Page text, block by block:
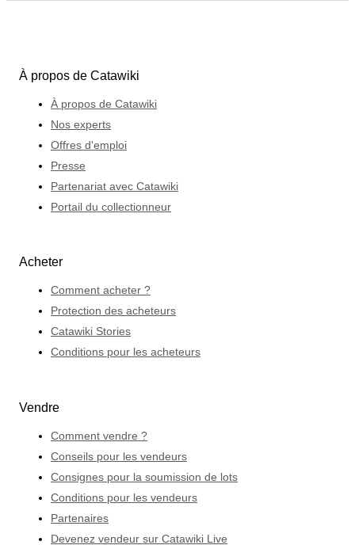
À propos de Catawiki
À propos de Catawiki
Nos experts
Offres d'emploi
Presse
Partenariat avec Catawiki
Portail du collectionneur
Acheter
Comment acheter ?
Protection des acheteurs
Catawiki Stories
Conditions pour les acheteurs
Vendre
Comment vendre ?
Conseils pour les vendeurs
Consignes pour la soumission de lots
Conditions pour les vendeurs
Partenaires
Devenez vendeur sur Catawiki Live